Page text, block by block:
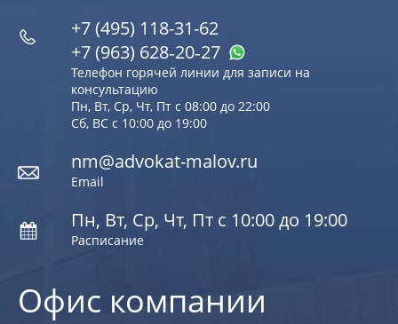
Офис компании
+7 (495) 118-31-62
+7 (963) 628‑20‑27
Телефон горячей линии для записи на
консультацию
Пн, Вт, Ср, Чт, Пт с 08:00 до 22:00
Сб, ВС с 10:00 до 19:00
nm@advokat-malov.ru
Email
Пн, Вт, Ср, Чт, Пт с 10:00 до 19:00
Расписание